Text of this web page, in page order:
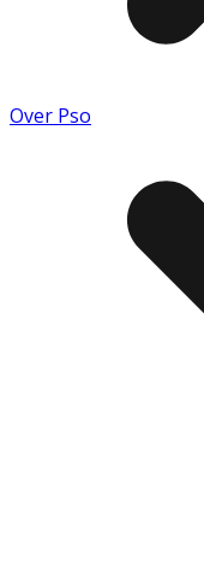
Over Pso